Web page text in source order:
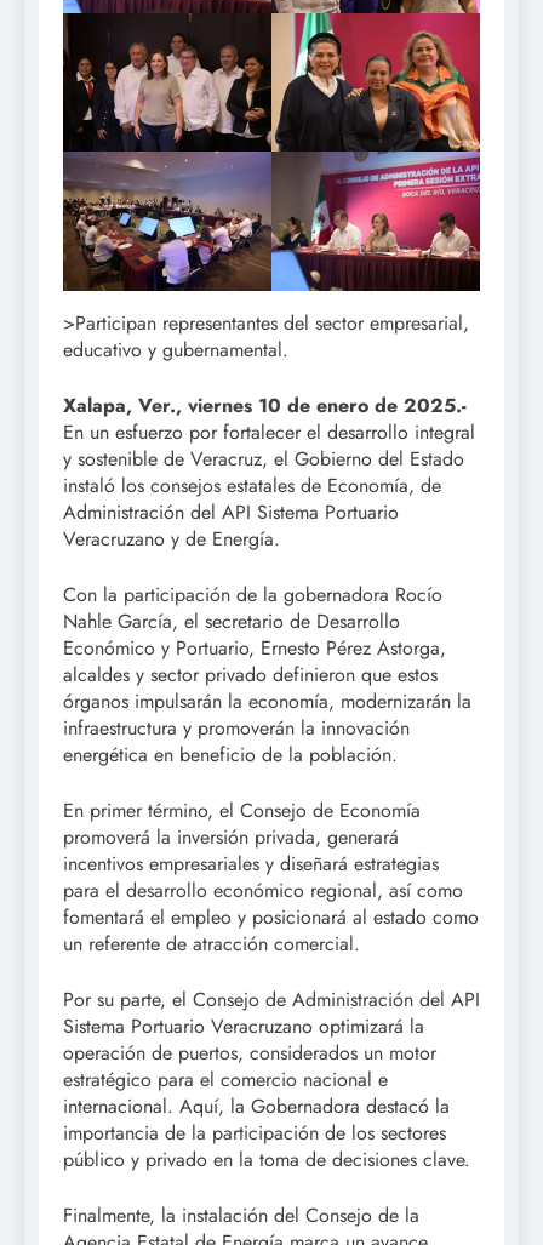
>Participan representantes del sector empresarial,
educativo y gubernamental.
Xalapa, Ver., viernes 10 de enero de 2025.-
En un esfuerzo por fortalecer el desarrollo integral
y sostenible de Veracruz, el Gobierno del Estado
instaló los consejos estatales de Economía, de
Administración del API Sistema Portuario
Veracruzano y de Energía.
Con la participación de la gobernadora Rocío
Nahle García, el secretario de Desarrollo
Económico y Portuario, Ernesto Pérez Astorga,
alcaldes y sector privado definieron que estos
órganos impulsarán la economía, modernizarán la
infraestructura y promoverán la innovación
energética en beneficio de la población.
En primer término, el Consejo de Economía
promoverá la inversión privada, generará
incentivos empresariales y diseñará estrategias
para el desarrollo económico regional, así como
fomentará el empleo y posicionará al estado como
un referente de atracción comercial.
Por su parte, el Consejo de Administración del API
Sistema Portuario Veracruzano optimizará la
operación de puertos, considerados un motor
estratégico para el comercio nacional e
internacional. Aquí, la Gobernadora destacó la
importancia de la participación de los sectores
público y privado en la toma de decisiones clave.
Finalmente, la instalación del Consejo de la